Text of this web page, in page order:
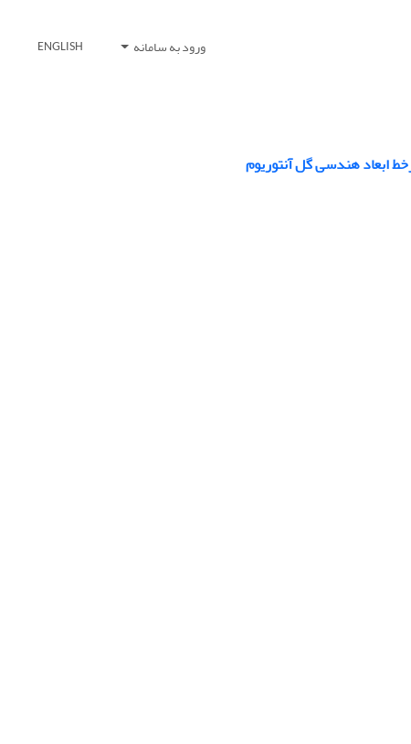
ورود به سامانه ENGLISH
ابعاد هندسی گل آنتوریوم